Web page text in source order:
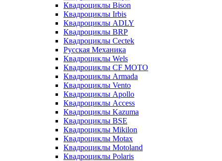
Квадроциклы Bison
Квадроциклы Irbis
Квадроциклы ADLY
Квадроциклы BRP
Квадроциклы Cectek
Русская Механика
Квадроциклы Wels
Квадроциклы CF MOTO
Квадроциклы Armada
Квадроциклы Vento
Квадроциклы Apollo
Квадроциклы Access
Квадроциклы Kazuma
Квадроциклы BSE
Квадроциклы Mikilon
Квадроциклы Motax
Квадроциклы Motoland
Квадроциклы Polaris